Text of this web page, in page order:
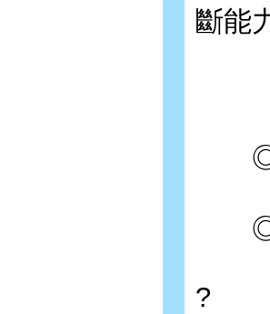
斷能
◎
◎適
?